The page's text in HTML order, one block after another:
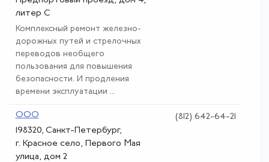
литер С
Комплексный ремонт железно-
дорожных путей и стрелочных
переводов необщего
пользования для повышения
безопасности. И продления
времени эксплуатации ...
ООО
198320, Санкт-Петербург,
г. Красное село, Первого Мая
улица, дом 2
(812) 642-64-21